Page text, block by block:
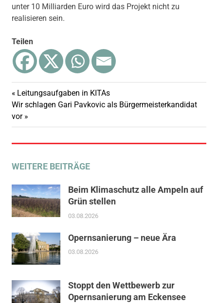
unter 10 Milliarden Euro wird das Projekt nicht zu
realisieren sein.
Teilen
Bürgerbeteiligung
Stuttgart21
Verkehr
Beitragsnavigation
Vorheriger
Beitrag:
Leitungsaufgaben in KITAs
Nächster
Beitrag:
Wir schlagen Gari Pavkovic als Bürgermeisterkandidat
vor
WEITERE BEITRÄGE
Beim Klimaschutz alle Ampeln auf
Grün stellen
03.08.2026
Opernsanierung – neue Ära
03.08.2026
Stoppt den Wettbewerb zur
Opernsanierung am Eckensee